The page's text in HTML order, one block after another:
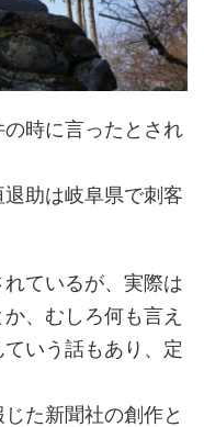
時に言ったとされ
助は岐阜県で刺客
ているが、実際は
、むしろ何も言え
いう話もあり、定
た新聞社の創作と